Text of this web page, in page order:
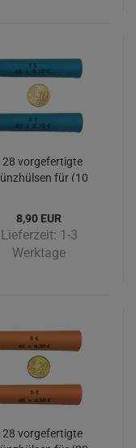
vorgefertigte
für (10
8,90 EUR
Lieferzeit: 1-3
Werktage
vorgefertigte